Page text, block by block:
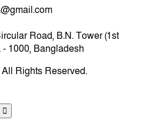
Road, B.N. Tower (1st
1000, Bangladesh
All Rights Reserved.